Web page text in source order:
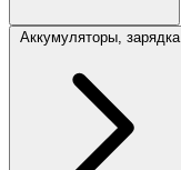
Аккумуляторы, зарядка